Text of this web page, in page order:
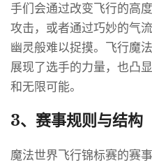
手们会通过改变飞行的高
攻击，或者通过巧妙的气
幽灵般难以捉摸。飞行魔
展现了选手的力量，也凸
和无限可能。
3、赛事规则与结构
魔法世界飞行锦标赛的赛